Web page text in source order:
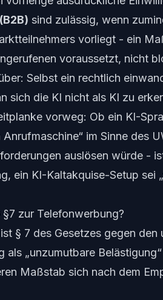
sind zulässig, wenn
vorliegt - ein
voraussetzt, nicht
Selbst ein rechtlich
sich die KI nicht als KI zu
vorweg: Ob ein KI-
Anrufmaschine“ im Sinne des
auslösen würde -
ein KI-Kaltakquise-Setup sei
zur Telefonwerbung?
§ 7 des Gesetzes gegen
als „unzumutbare
Maßstab sich nach dem